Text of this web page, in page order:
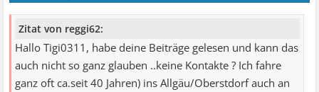
Zitat von reggi62:
Hallo Tigi0311, habe deine Beiträge gelesen und kann das
auch nicht so ganz glauben ..keine Kontakte ? Ich fahre
ganz oft ca.seit 40 Jahren) ins Allgäu/Oberstdorf auch an